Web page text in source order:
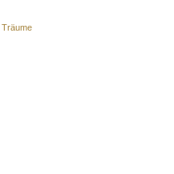
Träume